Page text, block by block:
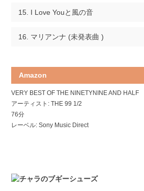
I Love Youと風の音
マリアンナ (未発表曲 )
Amazon
VERY BEST OF THE NINETYNINE AND HALF
アーティスト: THE 99 1/2
76分
レーベル: Sony Music Direct